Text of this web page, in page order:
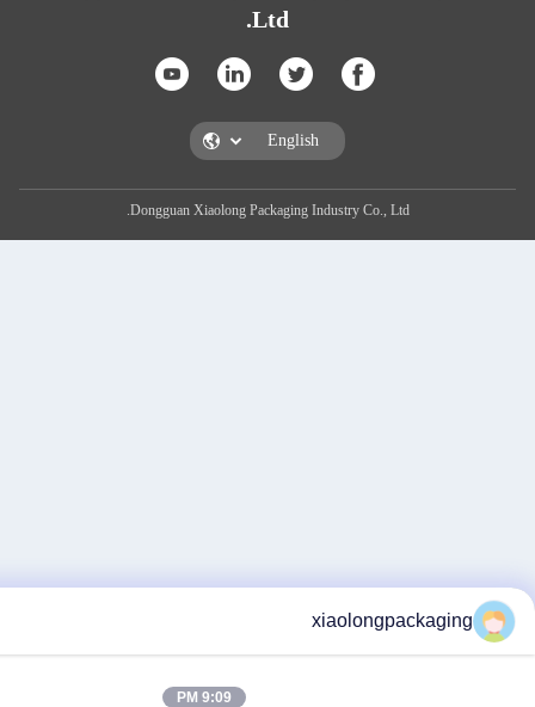
Dongguan Xiaolong Packaging Industry Co.,